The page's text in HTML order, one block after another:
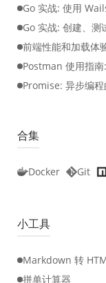
Go 实战: 使用
Go 实战: 创建、测
前端性能和加载体
Postman 使用指
Promise: 异步编
合集
Docker Git
小工具
Markdown 转
拼单计算器